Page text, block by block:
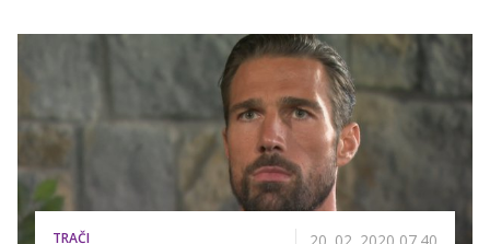
poseben, za eno od tekmovalk pa še posebej boleč.
TRAČI